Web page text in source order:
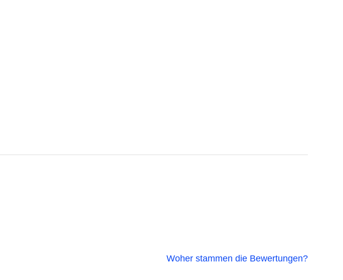
Woher stammen die Bewertungen?